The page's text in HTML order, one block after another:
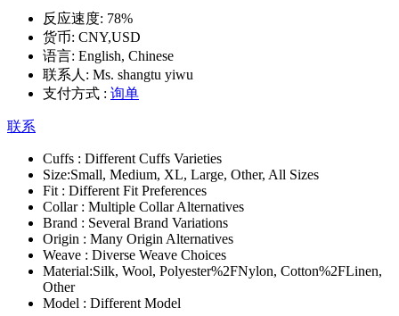
反应速度: 78%
货币: CNY,USD
语言: English, Chinese
联系人: Ms. shangtu yiwu
支付方式 : 询单
联系
Cuffs : Different Cuffs Varieties
Size:Small, Medium, XL, Large, Other, All Sizes
Fit : Different Fit Preferences
Collar : Multiple Collar Alternatives
Brand : Several Brand Variations
Origin : Many Origin Alternatives
Weave : Diverse Weave Choices
Material:Silk, Wool, Polyester%2FNylon, Cotton%2FLinen,
Other
Model : Different Model